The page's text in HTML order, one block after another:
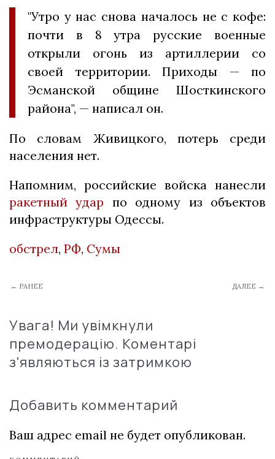
"Утро у нас снова началось не с кофе:
почти в 8 утра русские военные
открыли огонь из артиллерии со
своей территории. Приходы — по
Эсманской общине Шосткинского
района", — написал он.
По словам Живицкого, потерь среди
населения нет.
Напомним, российские войска нанесли
ракетный удар по одному из объектов
инфраструктуры Одессы.
обстрел, РФ, Сумы
← РАНЕЕ ДАЛЕЕ →
Увага! Ми увімкнули
премодерацію. Коментарі
з'являються із затримкою
Добавить комментарий
Ваш адрес email не будет опубликован.